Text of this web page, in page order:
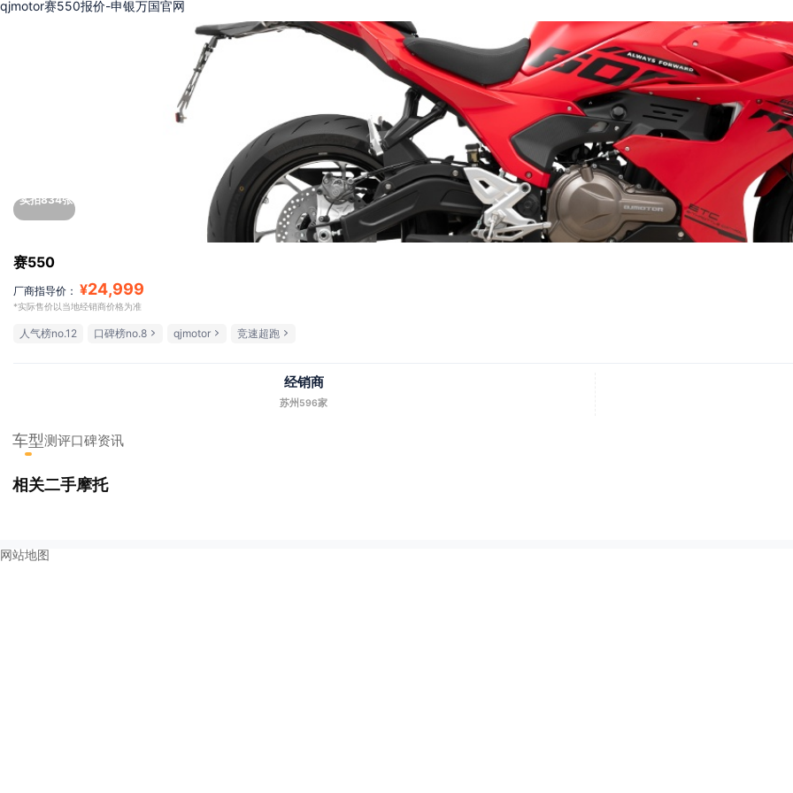
qjmotor赛550报价-申银万国官网
实拍834张
赛550
厂商指导价： ¥24,999
*实际售价以当地经销商价格为准
人气榜no.12 口碑榜no.8 qjmotor 竞速超跑
经销商
苏州596家
车型测评口碑资讯
相关二手摩托
网站地图